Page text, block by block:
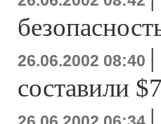
26.06.2002 08:40 |
составили
|